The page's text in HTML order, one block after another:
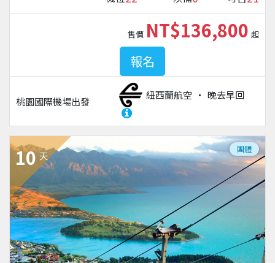
桃園國際機場出發
紐西蘭航空 晚去早回
售價 NT$136,800 起
報名
10 天
團體